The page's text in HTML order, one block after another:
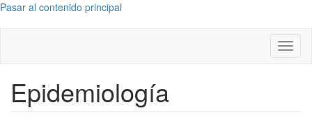
Pasar al contenido principal
Epidemiología